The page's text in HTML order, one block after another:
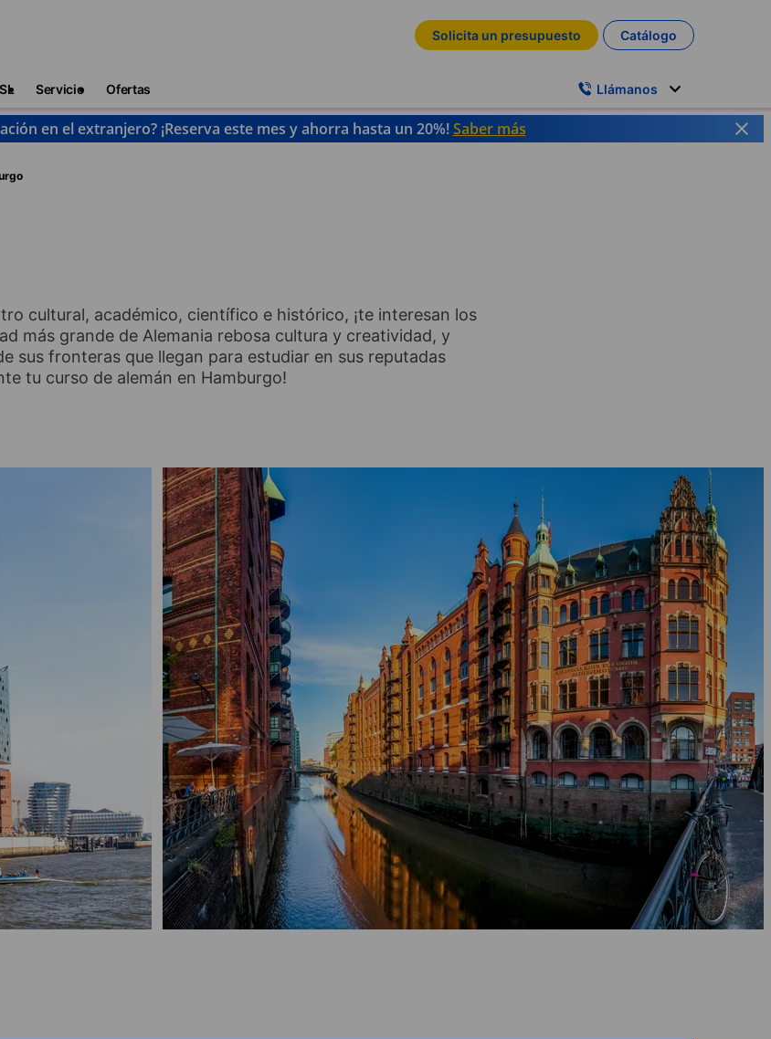
Solicita un presupuesto Catálogo
Servicio Ofertas Llámanos
en el extranjero? ¡Reserva este mes y ahorra hasta un 20%!Saber más
cultural, académico, científico e histórico, ¡te interesan los
más grande de Alemania rebosa cultura y creatividad, y
sus fronteras que llegan para estudiar en sus reputadas
tu curso de alemán en Hamburgo!